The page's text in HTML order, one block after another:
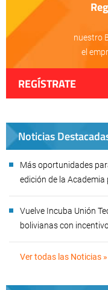
nuestro
el
REGÍSTRATE
Noticias
Más oportunidades
edición de la
Vuelve Incuba Unión
bolivianas con
Ver todas las Noticias »